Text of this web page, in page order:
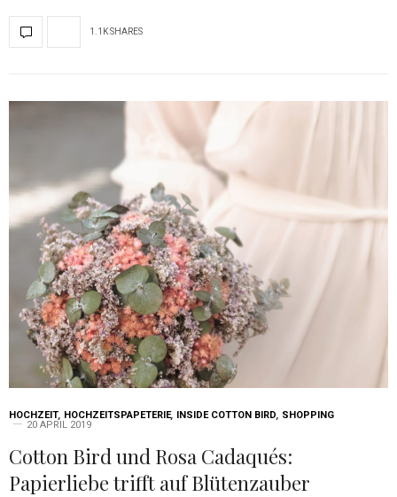
1.1K SHARES
HOCHZEIT, HOCHZEITSPAPETERIE, INSIDE COTTON BIRD, SHOPPING
20 APRIL 2019
Cotton Bird und Rosa Cadaqués:
Papierliebe trifft auf Blütenzauber